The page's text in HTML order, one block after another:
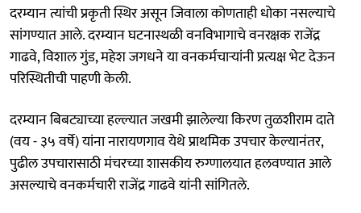
दरम्यान त्यांची प्रकृती स्थिर असून जिवाला कोणताही धोका नसल्याचे
सांगण्यात आले. दरम्यान घटनास्थळी वनविभागाचे वनरक्षक राजेंद्र
गाढवे, विशाल गुंड, महेश जगधने या वनकर्मचाऱ्यांनी प्रत्यक्ष भेट देऊन
परिस्थितीची पाहणी केली.
दरम्यान बिबट्याच्या हल्ल्यात जखमी झालेल्या किरण तुळशीराम दाते
(वय - ३५ वर्षे) यांना नारायणगाव येथे प्राथमिक उपचार केल्यानंतर,
पुढील उपचारासाठी मंचरच्या शासकीय रुग्णालयात हलवण्यात आले
असल्याचे वनकर्मचारी राजेंद्र गाढवे यांनी सांगितले.